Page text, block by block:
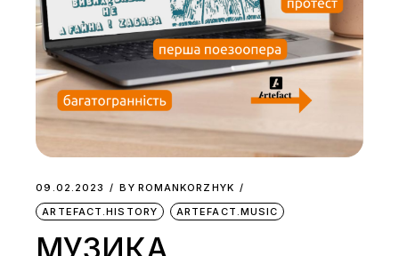
09.02.2023 BY ROMANKORZHYK
ARTEFACT.HISTORY
ARTEFACT.MUSIC
МУЗИКА